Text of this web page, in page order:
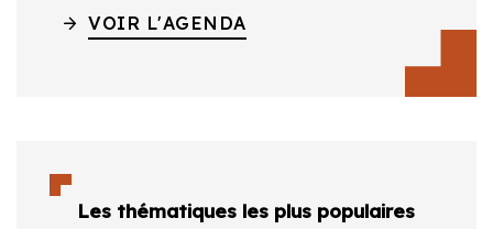
VOIR L'AGENDA
Les thématiques les plus populaires